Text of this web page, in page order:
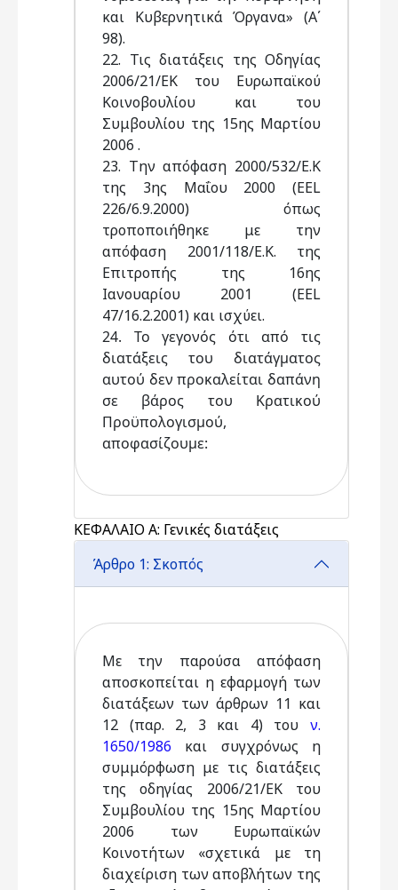
και Κυβερνητικά Όργανα» (Α΄
98).
22. Τις διατάξεις της Οδηγίας
2006/21/ΕΚ του Ευρωπαϊκού
Κοινοβουλίου και του
Συμβουλίου της 15ης Μαρτίου
2006 .
23. Την απόφαση 2000/532/Ε.Κ
της 3ης Μαΐου 2000 (EEL
226/6.9.2000) όπως
τροποποιήθηκε με την
απόφαση 2001/118/Ε.Κ. της
Επιτροπής της 16ης
Ιανουαρίου 2001 (EEL
47/16.2.2001) και ισχύει.
24. Το γεγονός ότι από τις
διατάξεις του διατάγματος
αυτού δεν προκαλείται δαπάνη
σε βάρος του Κρατικού
Προϋπολογισμού,
αποφασίζουμε:
ΚΕΦΑΛΑΙΟ Α: Γενικές διατάξεις
Άρθρο 1: Σκοπός
Με την παρούσα απόφαση
αποσκοπείται η εφαρμογή των
διατάξεων των άρθρων 11 και
12 (παρ. 2, 3 και 4) του ν.
1650/1986 και συγχρόνως η
συμμόρφωση με τις διατάξεις
της οδηγίας 2006/21/ΕΚ του
Συμβουλίου της 15ης Μαρτίου
2006 των Ευρωπαϊκών
Κοινοτήτων «σχετικά με τη
διαχείριση των αποβλήτων της